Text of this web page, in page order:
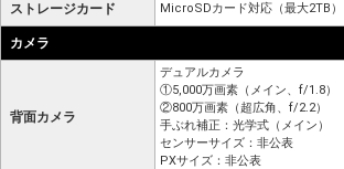
ストレージカード MicroSDカード対応（最大2TB）
カメラ
背面カメラ
デュアルカメラ
①5,000万画素（メイン、f/1.8）
②800万画素（超広角、f/2.2）
手ぶれ補正：光学式（メイン）
センサーサイズ：非公表
PXサイズ：非公表